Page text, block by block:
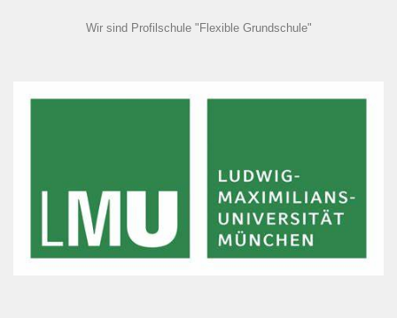
Wir sind Profilschule "Flexible Grundschule"